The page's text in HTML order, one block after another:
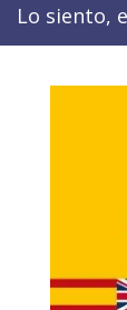
Lo siento,